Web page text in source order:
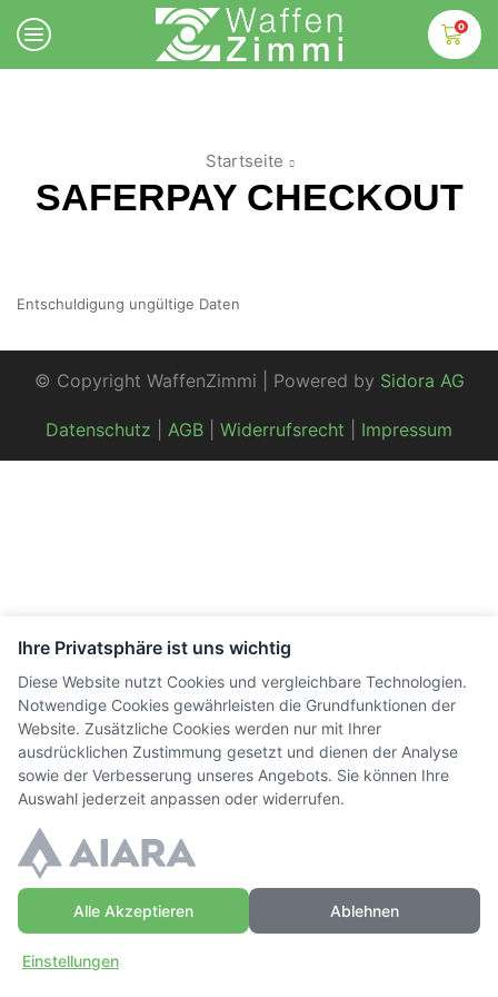
0
Startseite
SAFERPAY CHECKOUT
Entschuldigung ungültige Daten
© Copyright WaffenZimmi | Powered by Sidora AG
Datenschutz AGB Widerrufsrecht Impressum
Zuhause
Ihre Privatsphäre ist uns wichtig
Diese Website nutzt Cookies und vergleichbare Technologien.
Notwendige Cookies gewährleisten die Grundfunktionen der
Website. Zusätzliche Cookies werden nur mit Ihrer
ausdrücklichen Zustimmung gesetzt und dienen der Analyse
sowie der Verbesserung unseres Angebots. Sie können Ihre
Auswahl jederzeit anpassen oder widerrufen.
Alle Akzeptieren Ablehnen
Einstellungen